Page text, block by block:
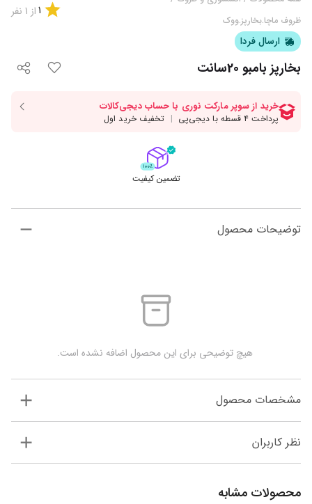
ظروف ماچا.بخارپز.ووک
1از 1نفر
ارسال فردا
بخارپز بامبو 20سانت
تضمین کیفیت
توضیحات محصول
هیچ توضیحی برای این محصول اضافه نشده است.
مشخصات محصول
نظر کاربران
محصولات مشابه